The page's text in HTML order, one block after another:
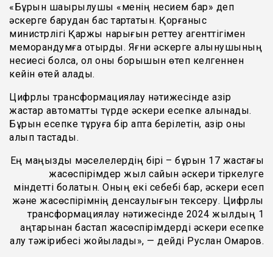
«Бұрын шақырылушы «менің несием бар» деп
әскерге барудан бас тартатын. Қорғаныс
министрлігі Қаржы нарығын реттеу агенттігімен
меморандумға отырды. Яғни әскерге алынушының
несиесі болса, ол оны борышын өтеп келгеннен
кейін өтей алады.
Цифрлық трансформациялау нәтижесінде қазір
жастар автоматты түрде әскери есепке алынады.
Бұрын есепке тұруға бір апта берілетін, қазір оны
алып тастадық.
Ең маңызды мәселелердің бірі – бұрын 17 жастағы
жасөспірімдер жыл сайын әскери тіркелуге
міндетті болатын. Оның екі себебі бар, әскери есеп
және жасөспірімнің денсаулығын тексеру. Цифрлық
трансформациялау нәтижесінде 2024 жылдың 1
қаңтарынан бастап жасөспірімдерді әскери есепке
алу тәжірибесі жойылады», — дейді Руслан Омаров.